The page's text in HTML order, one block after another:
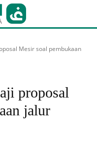
Mesir soal pembukaan
proposal
jalur